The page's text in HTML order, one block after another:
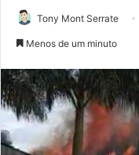
Tony Mont Serrate
Menos de um minuto